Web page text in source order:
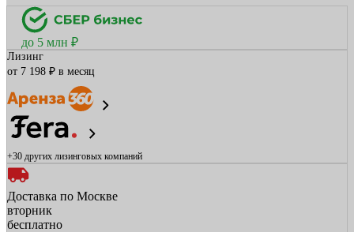
до 5 млн ₽
Лизинг
от 7 198 ₽ в месяц
+30 других лизинговых компаний
Доставка по Москве
вторник
бесплатно